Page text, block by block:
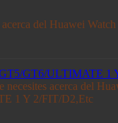
del Huawei Watch
GT6/ULTIMATE 1
necesites acerca del
1 Y 2/FIT/D2,Etc